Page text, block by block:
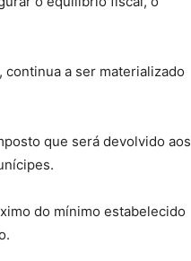
continua a ser materializado
que será devolvido aos
do mínimo estabelecido